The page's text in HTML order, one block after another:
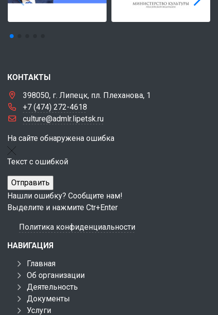
КОНТАКТЫ
398050, г. Липецк, пл. Плеханова, 1
+7 (474) 272-4618
culture@admlr.lipetsk.ru
На сайте обнаружена ошибка
Текст с ошибкой
Нашли ошибку? Сообщите нам!
Выделите и нажмите Ctr+Enter
Политика конфиденциальности
НАВИГАЦИЯ
Главная
Об организации
Деятельность
Документы
Услуги